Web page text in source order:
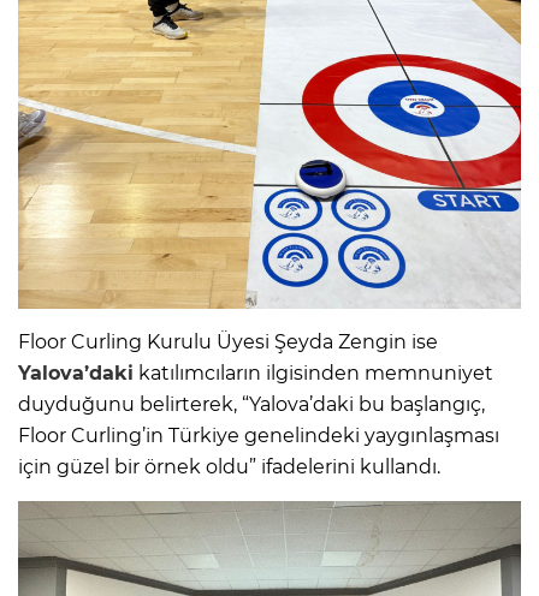
Floor Curling Kurulu Üyesi Şeyda Zengin ise
Yalova’daki katılımcıların ilgisinden memnuniyet
duyduğunu belirterek, “Yalova’daki bu başlangıç,
Floor Curling’in Türkiye genelindeki yaygınlaşması
için güzel bir örnek oldu” ifadelerini kullandı.